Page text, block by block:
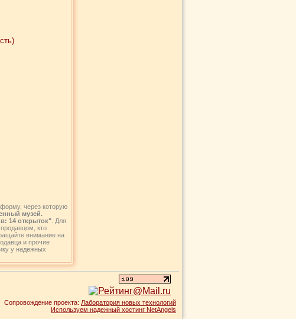
через которую
музей.
в: 14 открыток" . Для
кто
внимание на
и прочие
у надежных
Сопровождение проекта: Лаборатория новых технологий
Используем надежный хостинг NetAngels